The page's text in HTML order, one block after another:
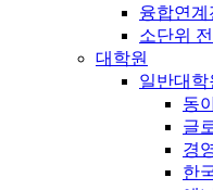
융합연계
소단위
대학원
일반대학
동
글
경
한